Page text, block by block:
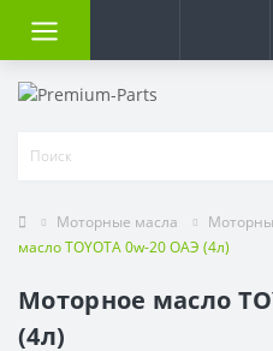
Моторные масла
масло TOYOTA 0w-20 ОАЭ (4л)
Моторное масло
(4л)